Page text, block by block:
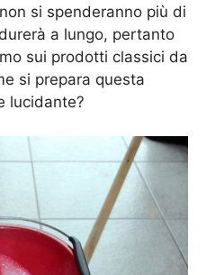
si spenderanno più di
a lungo, pertanto
sui prodotti classici da
si prepara questa
lucidante?